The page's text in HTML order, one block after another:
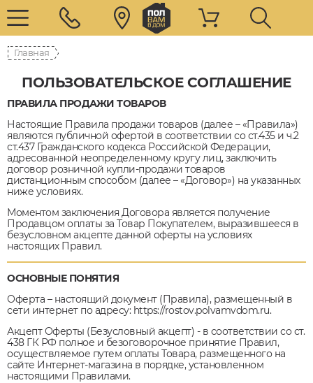
Главная
ПОЛЬЗОВАТЕЛЬСКОЕ СОГЛАШЕНИЕ
ПРАВИЛА ПРОДАЖИ ТОВАРОВ
Настоящие Правила продажи товаров (далее – «Правила»)
являются публичной офертой в соответствии со ст.435 и ч.2
ст.437 Гражданского кодекса Российской Федерации,
адресованной неопределенному кругу лиц, заключить
договор розничной купли-продажи товаров
дистанционным способом (далее – «Договор») на указанных
ниже условиях.
Моментом заключения Договора является получение
Продавцом оплаты за Товар Покупателем, выразившееся в
безусловном акцепте данной оферты на условиях
настоящих Правил.
ОСНОВНЫЕ ПОНЯТИЯ
Оферта – настоящий документ (Правила), размещенный в
сети интернет по адресу: https://rostov.polvamvdom.ru.
Акцепт Оферты (Безусловный акцепт) - в соответствии со ст.
438 ГК РФ полное и безоговорочное принятие Правил,
осуществляемое путем оплаты Товара, размещенного на
сайте Интернет-магазина в порядке, установленном
настоящими Правилами.